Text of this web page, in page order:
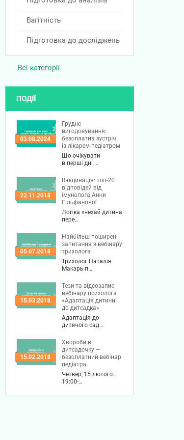
Вагітність
Підготовка до досліджень
Всі категорії
ПОДІЇ
03.08.2024
Грудне
вигодовування:
безоплатна зустріч
із лікарем-педіатром
Що очікувати
в перші дні …
22.11.2018
Вакцинація: топ-20
відповідей від
імунолога Анни
Гільфанової
Логіка «нехай дитина
пере…
05.07.2018
Найбільш поширені
запитання з вебінару
трихолога
Трихолог Наталія
Макарь п…
15.03.2018
Тези та відеозапис
вебінару психолога
«Адаптація дитини
до дитсадка»
Адаптація до
дитячого сад…
15.02.2018
Хвороби в
дитсадочку —
безоплатний вебінар
педіатра
Четвер, 15 лютого.
19:00-…